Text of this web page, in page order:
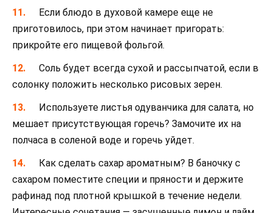
Если блюдо в духовой камере еще не
приготовилось, при этом начинает пригорать:
прикройте его пищевой фольгой.
Соль будет всегда сухой и рассыпчатой, если в
солонку положить несколько рисовых зерен.
Используете листья одуванчика для салата, но
мешает присутствующая горечь? Замочите их на
полчаса в соленой воде и горечь уйдет.
Как сделать сахар ароматным? В баночку с
сахаром поместите специи и пряности и держите
рафинад под плотной крышкой в течение недели.